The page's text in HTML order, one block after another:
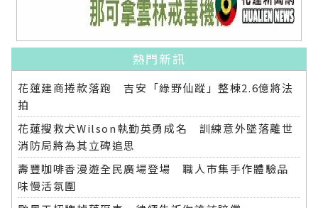
熱門新訊
花蓮建商捲款落跑 吉安「綠野仙蹤」整棟2.6億將法
拍
花蓮搜救犬Wilson執勤英勇成名 訓練意外墜落離世
消防局將為其立碑追思
壽豐咖啡香漫遊全民廣場登場 職人市集手作體驗品
味慢活氛圍